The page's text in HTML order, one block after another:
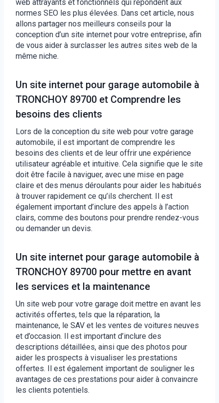
web attrayants et fonctionnels qui répondent aux
normes SEO les plus élevées. Dans cet article, nous
allons partager nos meilleurs conseils pour la
conception d’un site internet pour votre entreprise, afin
de vous aider à surclasser les autres sites web de la
même niche.
Un site internet pour garage automobile à
TRONCHOY 89700 et Comprendre les
besoins des clients
Lors de la conception du site web pour votre garage
automobile, il est important de comprendre les
besoins des clients et de leur offrir une expérience
utilisateur agréable et intuitive. Cela signifie que le site
doit être facile à naviguer, avec une mise en page
claire et des menus déroulants pour aider les habitués
à trouver rapidement ce qu’ils cherchent. Il est
également important d’inclure des appels à l’action
clairs, comme des boutons pour prendre rendez-vous
ou demander un devis.
Un site internet pour garage automobile à
TRONCHOY 89700 pour mettre en avant
les services et la maintenance
Un site web pour votre garage doit mettre en avant les
activités offertes, tels que la réparation, la
maintenance, le SAV et les ventes de voitures neuves
et d’occasion. Il est important d’inclure des
descriptions détaillées, ainsi que des photos pour
aider les prospects à visualiser les prestations
offertes. Il est également important de souligner les
avantages de ces prestations pour aider à convaincre
les clients potentiels.